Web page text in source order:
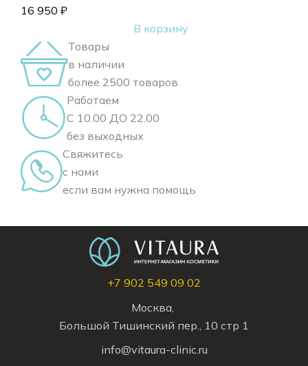
16 950 ₽
В корзину
Товары
в наличии
более 2500 товаров
Работаем
С 10.00 ДО 22.00
без выходных
Свяжитесь
с нами
если вам нужна помощь
+7 902 549 09 02
Москва,
Большой Тишинский пер., 10 стр 1
info@vitaura-clinic.ru